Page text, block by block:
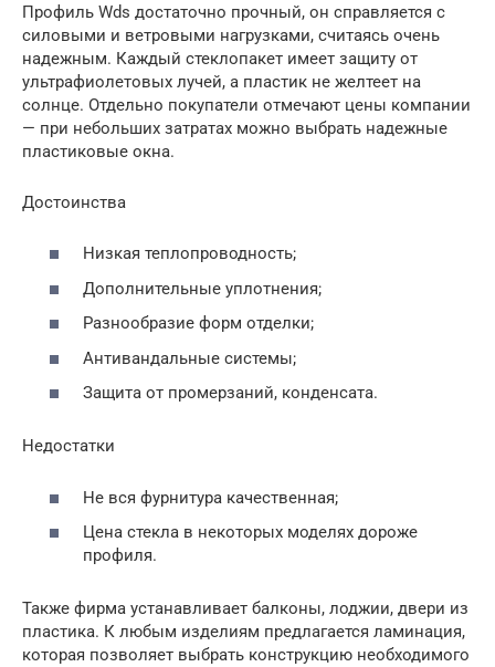
Профиль Wds достаточно прочный, он справляется с
силовыми и ветровыми нагрузками, считаясь очень
надежным. Каждый стеклопакет имеет защиту от
ультрафиолетовых лучей, а пластик не желтеет на
солнце. Отдельно покупатели отмечают цены компании
— при небольших затратах можно выбрать надежные
пластиковые окна.
Достоинства
Низкая теплопроводность;
Дополнительные уплотнения;
Разнообразие форм отделки;
Антивандальные системы;
Защита от промерзаний, конденсата.
Недостатки
Не вся фурнитура качественная;
Цена стекла в некоторых моделях дороже
профиля.
Также фирма устанавливает балконы, лоджии, двери из
пластика. К любым изделиям предлагается ламинация,
которая позволяет выбрать конструкцию необходимого